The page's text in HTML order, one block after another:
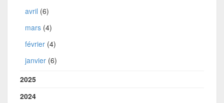
avril (6)
mars (4)
février (4)
janvier (6)
2025
2024